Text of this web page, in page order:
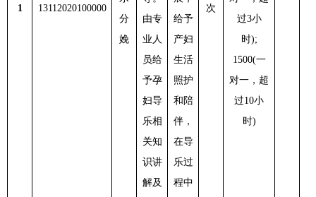
1 13112020100000
分
娩
由专
业人
员给
予孕
妇导
乐相
关知
识讲
解及
给予
产妇
生活
照护
和陪
伴，
在导
乐过
程中
次
过3小
时);
1500(一
对一，超
过10小
时)